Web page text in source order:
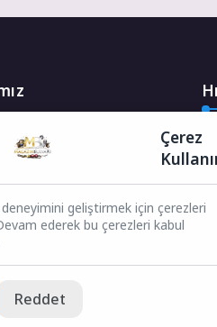
Çerez
deneyimini geliştirmek için çerezleri
ederek bu çerezleri kabul
Reddet